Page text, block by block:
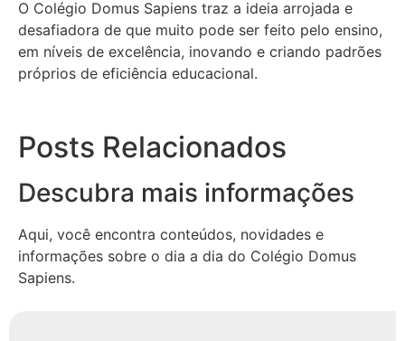
O Colégio Domus Sapiens traz a ideia arrojada e
desafiadora de que muito pode ser feito pelo ensino,
em níveis de excelência, inovando e criando padrões
próprios de eficiência educacional.
Posts Relacionados
Descubra mais informações
Aqui, você encontra conteúdos, novidades e
informações sobre o dia a dia do Colégio Domus
Sapiens.